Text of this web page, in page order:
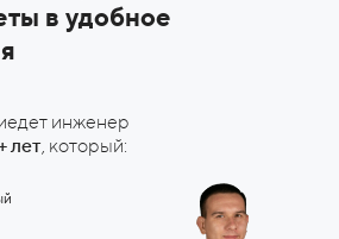
в удобное
инженер
лет, который: